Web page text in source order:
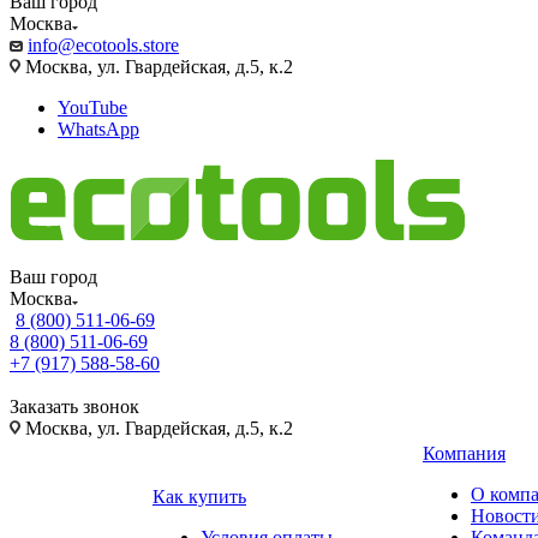
Москва
info@ecotools.store
Москва, ул. Гвардейская, д.5, к.2
YouTube
WhatsApp
Ваш город
Москва
8 (800) 511-06-69
8 (800) 511-06-69
+7 (917) 588-58-60
Заказать звонок
Москва, ул. Гвардейская, д.5, к.2
Как купить
Компания
О